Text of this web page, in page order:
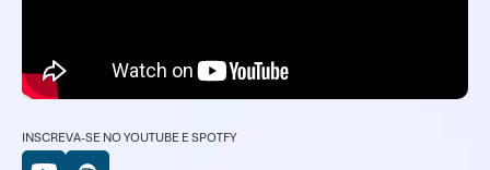
INSCREVA-SE NO YOUTUBE E SPOTFY